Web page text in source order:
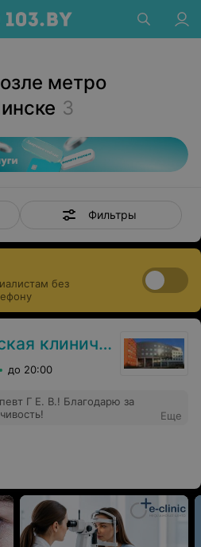
метро
3
Фильтры
без
поликлиника
до 20:00
Г Е. В.! Благодарю за
Еще